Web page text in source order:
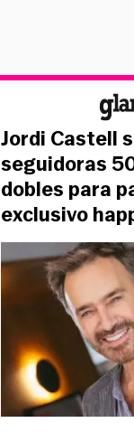
Jordi Castell
seguidoras
dobles para
exclusivo